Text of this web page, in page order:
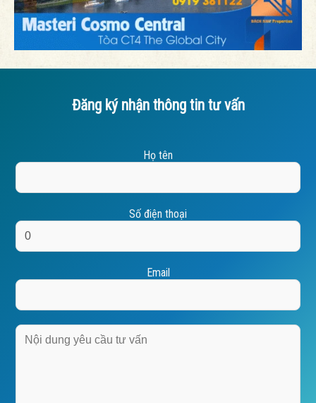
Đăng ký nhận thông tin tư vấn
Họ tên
Số điện thoại
Email